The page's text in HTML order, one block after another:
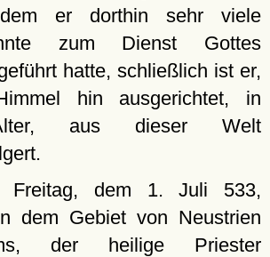
er dorthin sehr viele
zum Dienst Gottes
hatte, schließlich ist er,
hin ausgerichtet, in
aus dieser Welt
dem 1. Juli 533,
dem Gebiet von Neustrien
der heilige Priester